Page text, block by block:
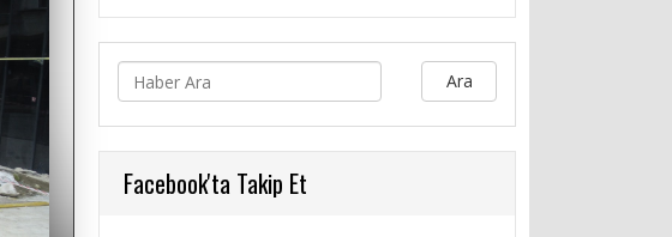
Ara
Facebook'ta Takip Et